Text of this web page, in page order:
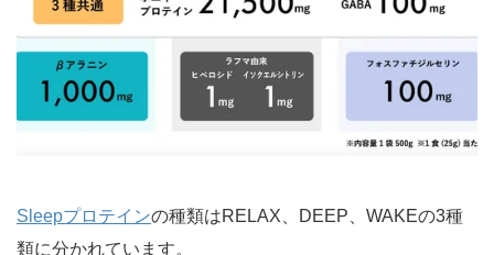
Sleepプロテインの種類はRELAX、DEEP、WAKEの3種
類に分かれています。